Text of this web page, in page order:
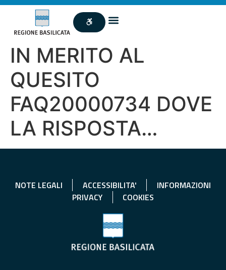
IN MERITO AL
QUESITO
FAQ20000734 DOVE
LA RISPOSTA…
NOTE LEGALI ACCESSIBILITA'
INFORMAZIONI
PRIVACY
COOKIES